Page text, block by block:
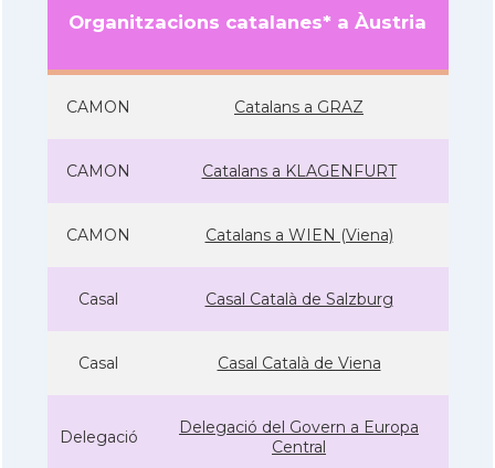
Organitzacions catalanes* a Àustria
CAMON Catalans a GRAZ
CAMON Catalans a KLAGENFURT
CAMON Catalans a WIEN (Viena)
Casal Casal Català de Salzburg
Casal Casal Català de Viena
Delegació
Delegació del Govern a Europa
Central